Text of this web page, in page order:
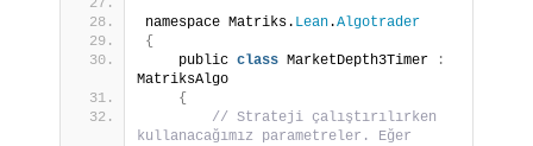
namespace Matriks. Lean.Algotrader
{
    public
class MarketDepth3Timer
:
MatriksAlgo
{
// Strateji çalıştırılırken
kullanacağımız parametreler. Eğer